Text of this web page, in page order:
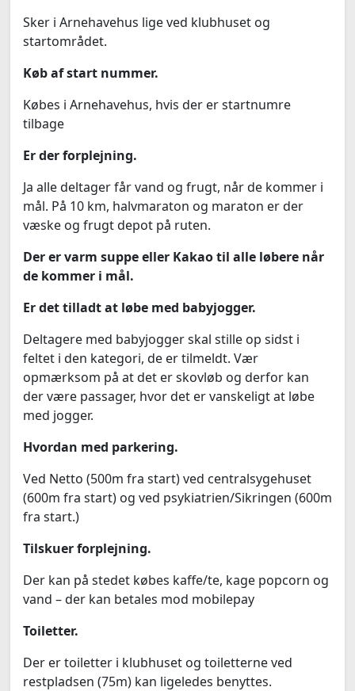
Sker i Arnehavehus lige ved klubhuset og
startområdet.
Køb af start nummer.
Købes i Arnehavehus, hvis der er startnumre
tilbage
Er der forplejning.
Ja alle deltager får vand og frugt, når de kommer i
mål. På 10 km, halvmaraton og maraton er der
væske og frugt depot på ruten.
Der er varm suppe eller Kakao til alle løbere når
de kommer i mål.
Er det tilladt at løbe med babyjogger.
Deltagere med babyjogger skal stille op sidst i
feltet i den kategori, de er tilmeldt. Vær
opmærksom på at det er skovløb og derfor kan
der være passager, hvor det er vanskeligt at løbe
med jogger.
Hvordan med parkering.
Ved Netto (500m fra start) ved centralsygehuset
(600m fra start) og ved psykiatrien/Sikringen (600m
fra start.)
Tilskuer forplejning.
Der kan på stedet købes kaffe/te, kage popcorn og
vand – der kan betales mod mobilepay
Toiletter.
Der er toiletter i klubhuset og toiletterne ved
restpladsen (75m) kan ligeledes benyttes.